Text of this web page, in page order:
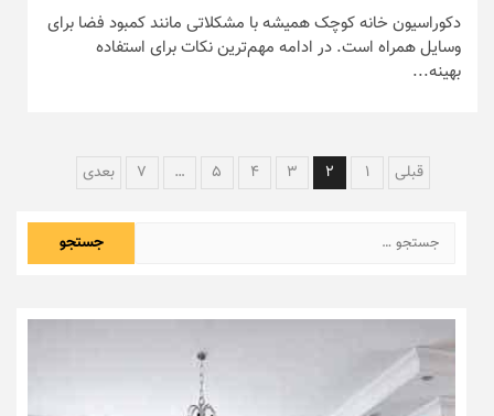
دکوراسیون خانه‌ کوچک همیشه با مشکلاتی مانند کمبود فضا برای
وسایل همراه است. در ادامه مهم‌ترین نکات برای استفاده
بهینه...
راهبری
قبلی 1
2
3
4
5
…
7 بعدی
جستجو
برای: